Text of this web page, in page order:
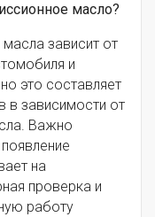
масло?
зависит от
и
это составляет
в зависимости от
Важно
на
проверка и
работу